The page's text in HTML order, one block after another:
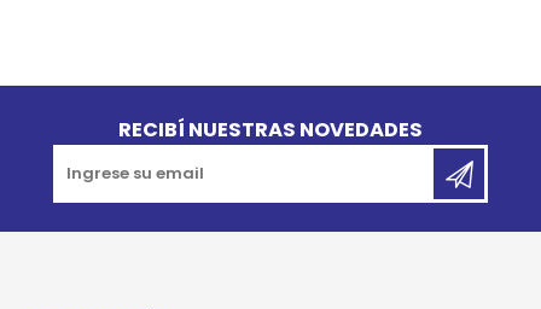
RECIBÍ NUESTRAS NOVEDADES